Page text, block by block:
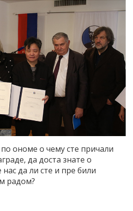
ономе о чему сте причали
да доста знате о
да ли сте и пре били
радом?